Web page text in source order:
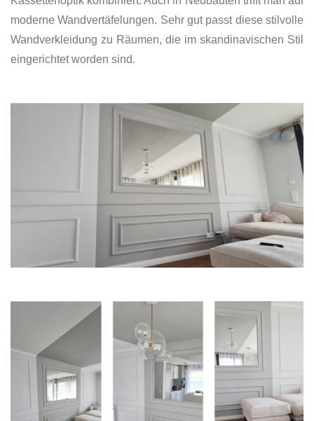
moderne Wandvertäfelungen. Sehr gut passt diese stilvolle
Wandverkleidung zu Räumen, die im skandinavischen Stil
eingerichtet worden sind.